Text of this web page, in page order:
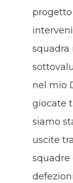
progetto
squadra
nel mio
giocate
siamo
uscite
squadre